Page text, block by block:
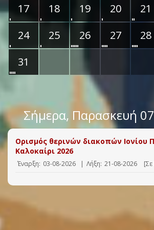
17
18 19 20 21
24
25 26 27 28
31
Σήμερα, Παρασκευή
Ορισμός θερινών διακοπών Ιονίου
Καλοκαίρι 2026
Έναρξη: 03-08-2026 | Λήξη: 21-08-2026 [Σε